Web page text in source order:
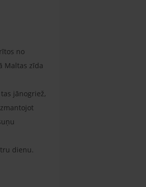
no
Maltas zīda
jānogriež,
dienu.